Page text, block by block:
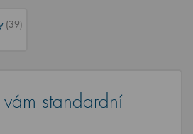
(39)
standardní